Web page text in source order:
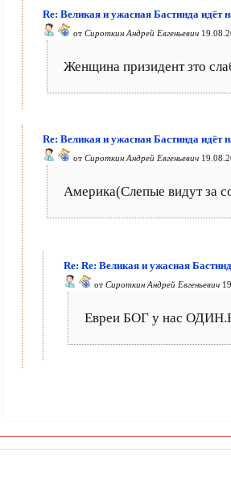
Re: Великая и ужасная Бастинда
от Сироткин Андрей Евгеньевич
Женщина призидент зто
Re: Великая и ужасная Бастинда
от Сироткин Андрей Евгеньевич
Америка(Слепые видут за
Re: Re: Великая и ужасная
от Сироткин Андрей Евгеньевич
Евреи БОГ у нас